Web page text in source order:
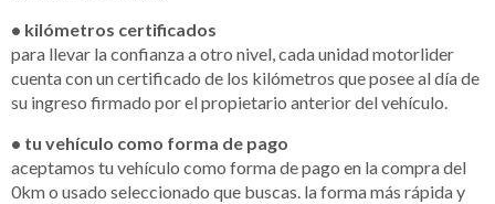
• kilómetros certificados
para llevar la confianza a otro nivel, cada unidad motorlider
cuenta con un certificado de los kilómetros que posee al día de
su ingreso firmado por el propietario anterior del vehículo.
• tu vehículo como forma de pago
aceptamos tu vehículo como forma de pago en la compra del
0km o usado seleccionado que buscas. la forma más rápida y